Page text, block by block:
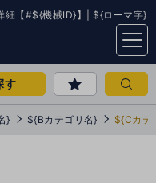
細【#${機械ID}】| ${ローマ字}
menu
す
} ${Bカテゴリ名} ${Cカテ